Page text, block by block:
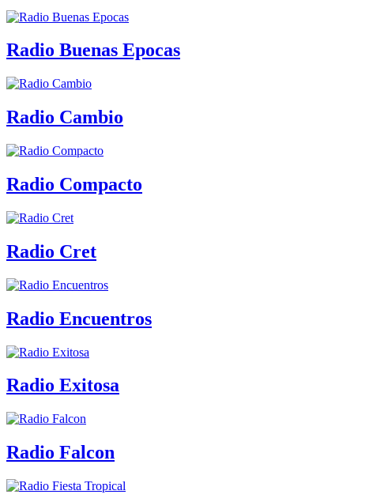
Radio Buenas Epocas
Radio Cambio
Radio Compacto
Radio Cret
Radio Encuentros
Radio Exitosa
Radio Falcon